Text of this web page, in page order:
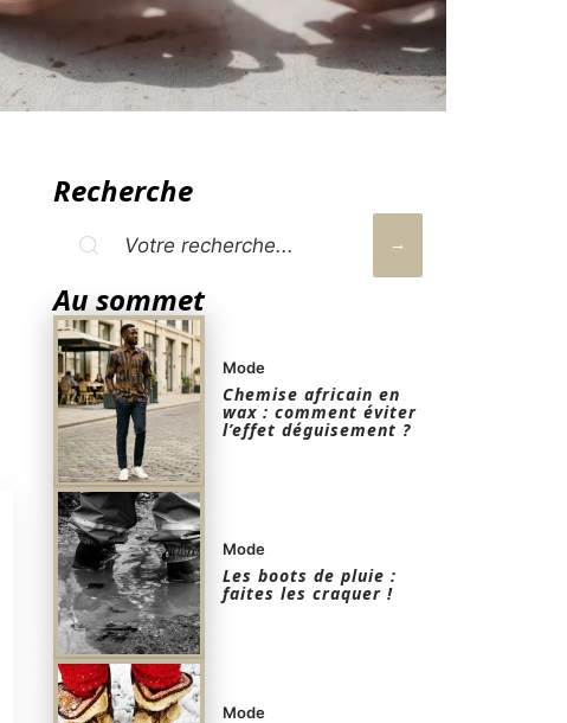
Recherche
Au sommet
Mode
Chemise africain en
wax : comment éviter
l’effet déguisement ?
Mode
Les boots de pluie :
faites les craquer !
Mode